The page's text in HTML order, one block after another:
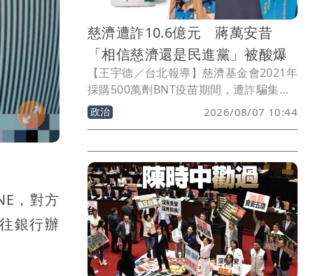
，對方
銀行辦
慈濟遭詐10.6億元 蔣萬安昔
「相信慈濟還是民進黨」被酸爆
【王宇德／台北報導】慈濟基金會2021年
採購500萬劑BNT疫苗期間，遭詐騙集團
涉嫌騙取3000萬美元（約新台幣10.6億
元）委任報酬，台中地檢署日前依詐欺、
瑄、通緝犯李易儒等人。慈濟表示將全力
配合司法調查，也讓2022年疫苗採購爭議
時，蔣萬安當時發言，「你要相信慈濟，
還是相信民進黨？」被網友酸爆。
政治 2026/08/07 10:44